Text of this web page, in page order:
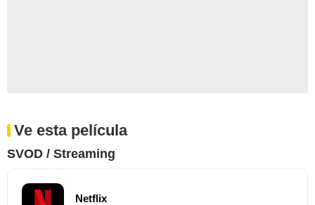
Ve esta película
SVOD / Streaming
Netflix